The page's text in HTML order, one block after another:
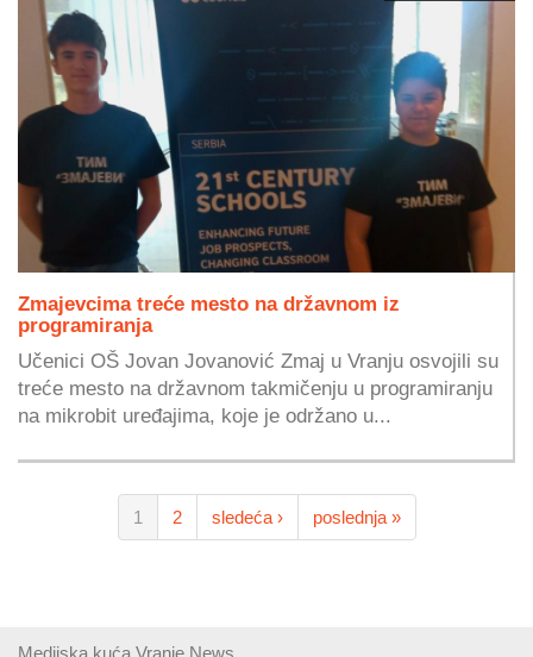
Zmajevcima treće mesto na državnom iz
programiranja
Učenici OŠ Jovan Jovanović Zmaj u Vranju osvojili su
treće mesto na državnom takmičenju u programiranju
na mikrobit uređajima, koje je održano u...
1 2 sledeća › poslednja »
Medijska kuća Vranje News